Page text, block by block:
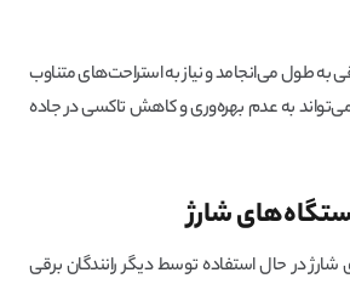
به طول می‌انجامد و نیاز به استراحت‌های متناوب
می‌تواند به عدم بهره‌وری و کاهش تاکسی در جاده
شارژ
در حال استفاده توسط دیگر رانندگان برقی